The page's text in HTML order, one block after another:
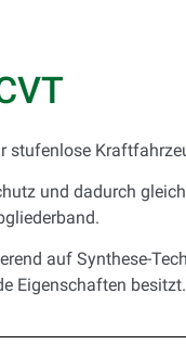
stufenlose
und dadurch
auf Synthese-
Eigenschaften besitzt.